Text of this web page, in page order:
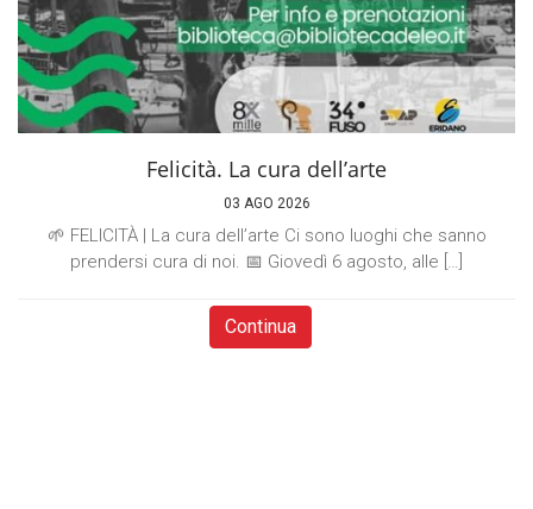
Felicità. La cura dell’arte
03 AGO 2026
🌱 FELICITÀ | La cura dell’arte Ci sono luoghi che sanno
prendersi cura di noi. 📅 Giovedì 6 agosto, alle […]
Continua